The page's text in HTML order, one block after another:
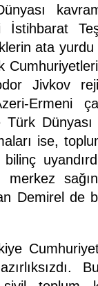
İstihbarat
ata
Jivkov
Ermeni
Dünyası
ise,
merkez
Demirel de